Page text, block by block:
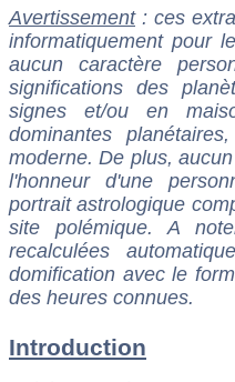
Avertissement: ces
informatiquement pour
aucun caractère
significations des
signes et/ou en
dominantes
moderne. De plus,
l'honneur d'une
portrait astrologique
site polémique. A
recalculées
domification avec le
des heures connues.
Introduction